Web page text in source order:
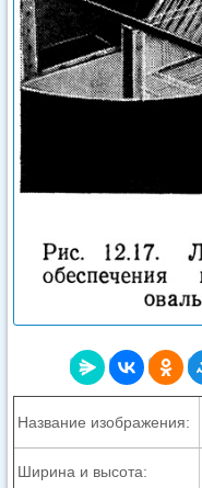
Название изображения:
Ширина и высота: